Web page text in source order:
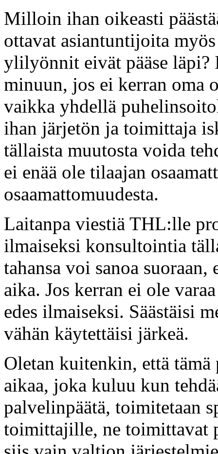
Milloin ihan oikeasti
ottavat asiantuntijoita
ylilyönnit eivät pääse läpi?
minuun, jos ei kerran oma
vaikka yhdellä
ihan järjetön ja toimittaja
tällaista muutosta voida
ei enää ole tilaajan
osaamattomuudesta.
Laitanpa viestiä THL:lle
ilmaiseksi konsultointia
tahansa voi sanoa
aika. Jos kerran ei ole
edes ilmaiseksi. Säästäisi
vähän käytettäisi järkeä.
Oletan kuitenkin, että
aikaa, joka kuluu kun
palvelinpäätä, toimitetaan
toimittajille, ne toimittavat